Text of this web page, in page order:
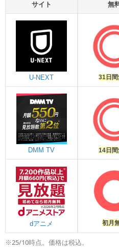
サイト 無
U-NEXT 31日間
DMM TV 14日間
dアニメ 初月
※25/10時点。価格は税込。